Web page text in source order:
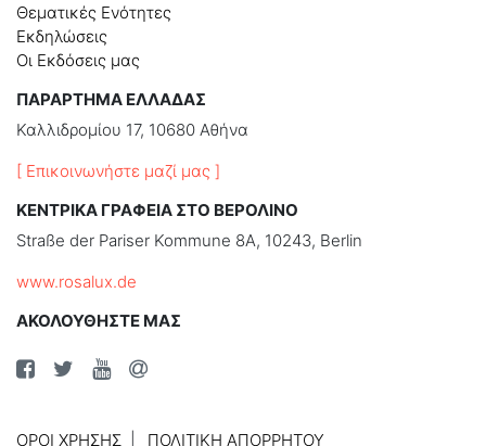
Θεματικές Ενότητες
Εκδηλώσεις
Οι Εκδόσεις μας
ΠΑΡΑΡΤΗΜΑ ΕΛΛΑΔΑΣ
Καλλιδρομίου 17, 10680 Αθήνα
[ Επικοινωνήστε μαζί μας ]
ΚΕΝΤΡΙΚΑ ΓΡΑΦΕΙΑ ΣΤΟ ΒΕΡΟΛΙΝΟ
Straße der Pariser Kommune 8A, 10243, Berlin
www.rosalux.de
ΑΚΟΛΟΥΘΗΣΤΕ ΜΑΣ
ΌΡΟΙ ΧΡΉΣΗΣ
ΠΟΛΙΤΙΚΉ ΑΠΟΡΡΉΤΟΥ